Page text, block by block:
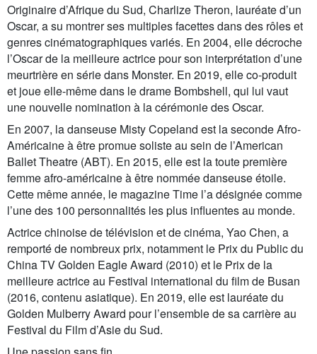
Originaire d’Afrique du Sud, Charlize Theron, lauréate d’un
Oscar, a su montrer ses multiples facettes dans des rôles et
genres cinématographiques variés. En 2004, elle décroche
l’Oscar de la meilleure actrice pour son interprétation d’une
meurtrière en série dans Monster. En 2019, elle co-produit
et joue elle-même dans le drame Bombshell, qui lui vaut
une nouvelle nomination à la cérémonie des Oscar.
En 2007, la danseuse Misty Copeland est la seconde Afro-
Américaine à être promue soliste au sein de l’American
Ballet Theatre (ABT). En 2015, elle est la toute première
femme afro-américaine à être nommée danseuse étoile.
Cette même année, le magazine Time l’a désignée comme
l’une des 100 personnalités les plus influentes au monde.
Actrice chinoise de télévision et de cinéma, Yao Chen, a
remporté de nombreux prix, notamment le Prix du Public du
China TV Golden Eagle Award (2010) et le Prix de la
meilleure actrice au Festival international du film de Busan
(2016, contenu asiatique). En 2019, elle est lauréate du
Golden Mulberry Award pour l’ensemble de sa carrière au
Festival du Film d’Asie du Sud.